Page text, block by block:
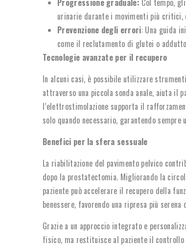
Progressione graduale: Col tempo,
urinarie durante i movimenti più
Prevenzione degli errori: Una guida
come il reclutamento di glutei o
Tecnologie avanzate per il recupero
In alcuni casi, è possibile utilizzare
attraverso una piccola sonda anale, aiuta il
l’elettrostimolazione supporta il
solo quando necessario, garantendo
Benefici per la sfera sessuale
La riabilitazione del pavimento pelvico
dopo la prostatectomia. Migliorando la
paziente può accelerare il recupero della
benessere, favorendo una ripresa più
Grazie a un approccio integrato e
fisico, ma restituisce al paziente il controllo